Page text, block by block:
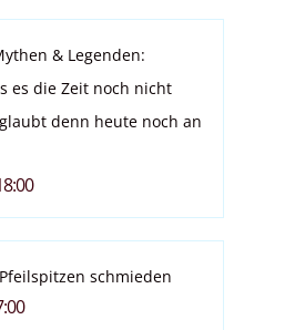
& Legenden:
es die Zeit noch nicht
denn heute noch an
schmieden